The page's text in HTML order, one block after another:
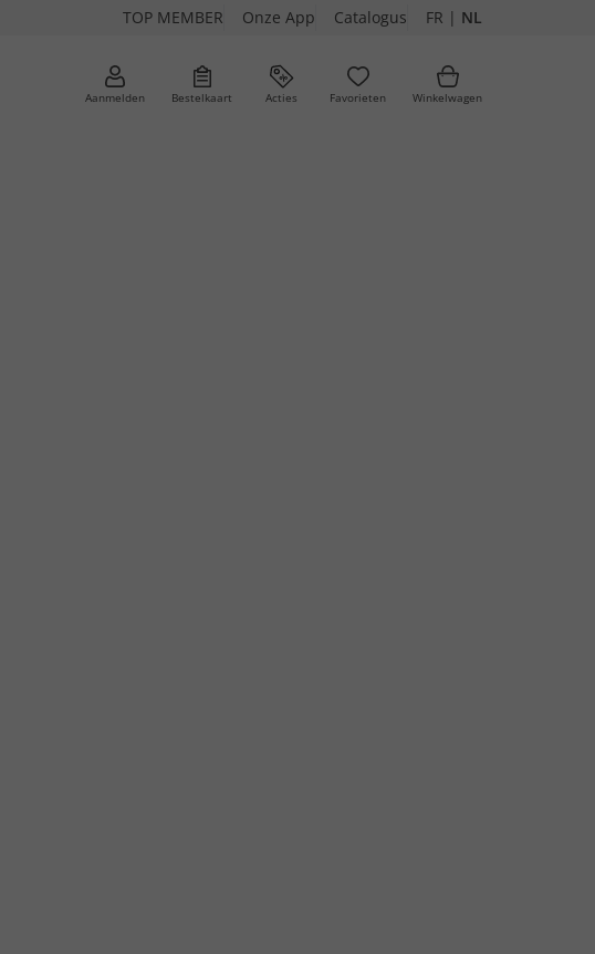
TOP MEMBER Onze App Catalogus FR | NL
Aanmelden Bestelkaart Acties Favorieten Winkelwagen